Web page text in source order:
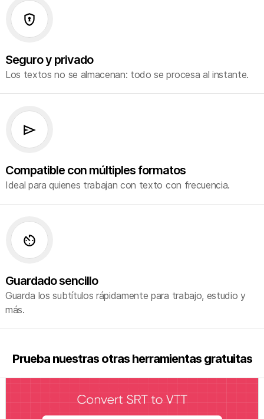
encrypted
Seguro y privado
Los textos no se almacenan: todo se procesa al instante.
send
Compatible con múltiples formatos
Ideal para quienes trabajan con texto con frecuencia.
av_timer
Guardado sencillo
Guarda los subtítulos rápidamente para trabajo, estudio y
más.
Prueba nuestras otras herramientas gratuitas